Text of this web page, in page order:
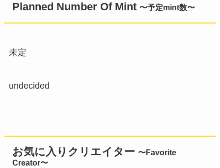
Planned Number Of Mint 〜予定mint数〜
未定
undecided
お気に入りクリエイター 〜Favorite
Creator〜